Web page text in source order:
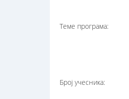
Теме програма:
Број учесника: